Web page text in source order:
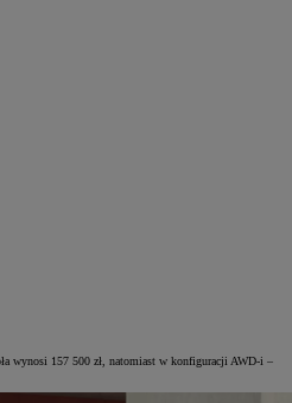
wynosi 157 500 zł, natomiast w konfiguracji AWD-i –